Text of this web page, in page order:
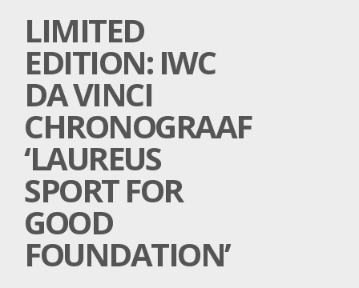
LIMITED
EDITION: IWC
DA VINCI
CHRONOGRAAF
‘LAUREUS
SPORT FOR
GOOD
FOUNDATION’